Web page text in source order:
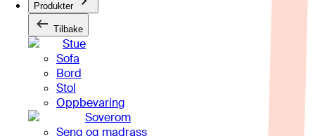
Produkter
Tilbake
Stue
Sofa
Bord
Stol
Oppbevaring
Soverom
Seng og madrass